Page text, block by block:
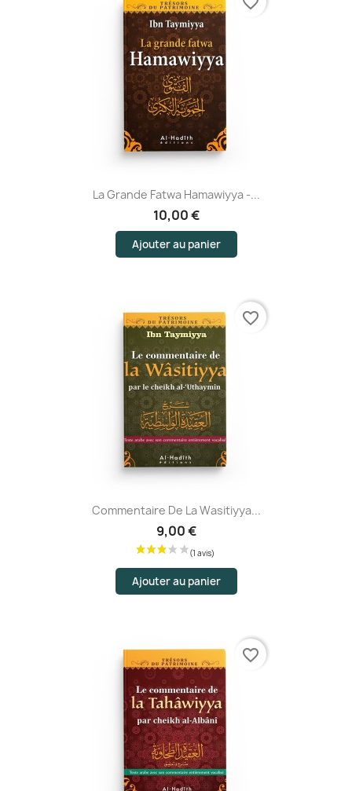
La Grande Fatwa Hamawiyya -...
10,00 €
Ajouter au panier
Commentaire De La Wasitiyya...
9,00 €
Ajouter au panier
favorite_border
favorite_border